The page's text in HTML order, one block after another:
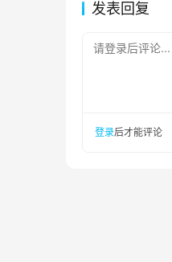
发表回复
请登录后评论...
登录后才能评论